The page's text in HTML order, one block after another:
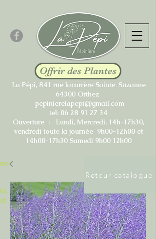
Offrir des Plantes
La Pépi, 841 rue lacarrère Sainte-Suzanne
64300 Orthez
pepinierelapepi@gmail.com
tel: 06 28 91 27 34
Ouverture : Lundi, Mercredi, 14h-17h30,
vendredi toute la journée 9h00-12h00 et
14h00-17h30 Samedi 9h00 12h00
Retour catalogue